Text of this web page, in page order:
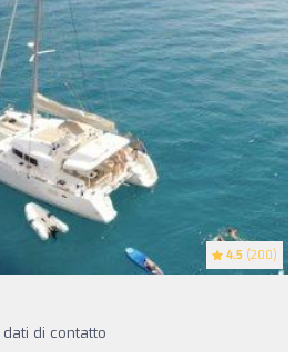
4.5 (200)
di contatto